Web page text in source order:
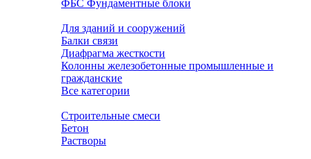
ФБС Фундаментные блоки
Для зданий и сооружений
Балки связи
Диафрагма жесткости
Колонны железобетонные промышленные и
гражданские
Все категории
Строительные смеси
Бетон
Растворы